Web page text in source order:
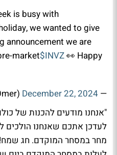
is busy with
we wanted to give
announcement we are
market$INVZ👀 Happy
— Omer Keilaf (@KeilafOmer)
December 22, 2024
"אנחנו מודעים להכנות של
לעדכן אתכם שאנחנו
מחר במסחר המוקדם. חג